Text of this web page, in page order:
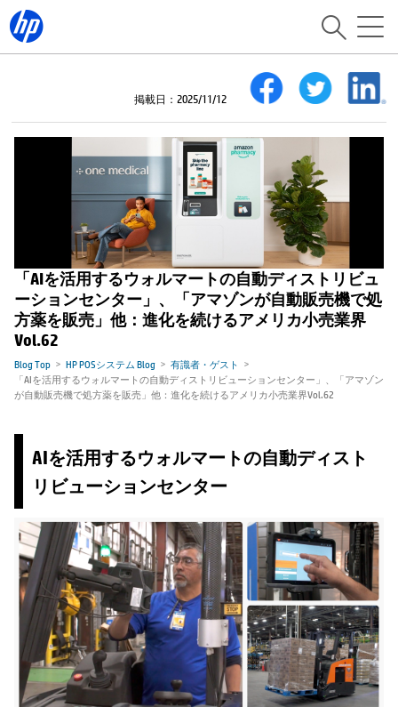
掲載日：2025/11/12
「AIを活用するウォルマートの自動ディストリビュ
ーションセンター」、「アマゾンが自動販売機で処
方薬を販売」他：進化を続けるアメリカ小売業界
Vol.62
Blog Top HP POSシステム Blog
有識者・ゲスト
「AIを活用するウォルマートの自動ディストリビューションセンター」、「アマゾン
が自動販売機で処方薬を販売」他：進化を続けるアメリカ小売業界Vol.62
AIを活用するウォルマートの自動ディスト
リビューションセンター